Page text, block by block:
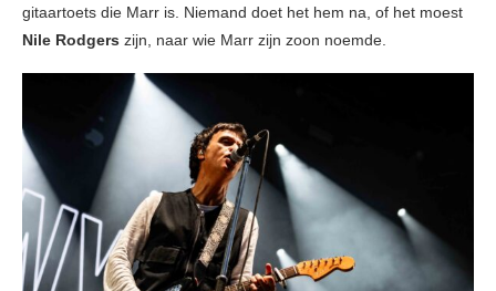
gitaartoets die Marr is. Niemand doet het hem na, of het moest
Nile Rodgers zijn, naar wie Marr zijn zoon noemde.